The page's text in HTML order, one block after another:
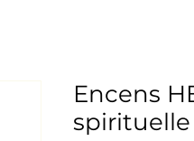
Encens
spirituelle